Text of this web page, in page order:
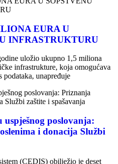
EURA U
INFRASTRUKTURU
uložio ukupno 1,5 miliona
infrastrukture, koja omogućava
podataka, unapređuje
uspješnog poslovanja:
i donacija Službi
(CEDIS) obilježio je deset